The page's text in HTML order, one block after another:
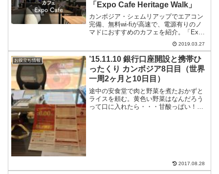
「Expo Cafe Heritage Walk」
カンボジア・シェムリアップでエアコン
完備、無料wi-fiが高速で、電源有りのノ
マドにおすすめのカフェを紹介。「Expo
Cafe Heritage Walk」は新しく出来た「ヘ
リテージウォーク」の中に出来たカフェ
です。
2019.03.27
お役立ち情報
’15.11.10 銀行口座開設と携帯ひ
ったくり カンボジア8日目（世界
一周2ヶ月と10日目）
途中の安食堂で肉と野菜を煮たおかずと
ライスを頼む。黄色い野菜はなんだろう
って口に入れたら・・・甘酸っぱい！？
2017.08.28